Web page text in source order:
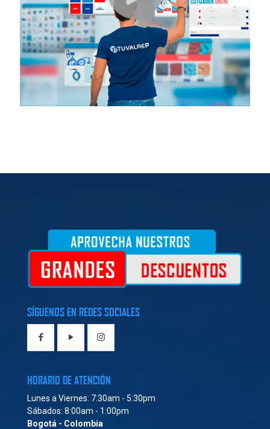
SÍGUENOS EN REDES SOCIALES
HORARIO DE ATENCIÓN
Lunes a Viernes: 7:30am - 5:30pm
Sábados: 8:00am - 1:00pm
Bogotá - Colombia